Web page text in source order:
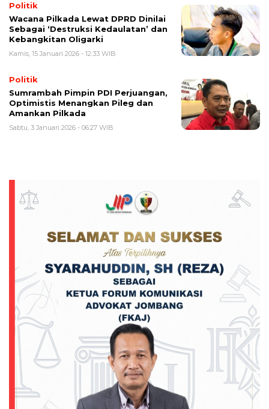
Politik
Wacana Pilkada Lewat DPRD Dinilai
Sebagai ‘Destruksi Kedaulatan’ dan
Kebangkitan Oligarki
Kamis, 15 Januari 2026 - 12:33 WIB
Politik
Sumrambah Pimpin PDI Perjuangan,
Optimistis Menangkan Pileg dan
Amankan Pilkada
Sabtu, 3 Januari 2026 - 06:27 WIB